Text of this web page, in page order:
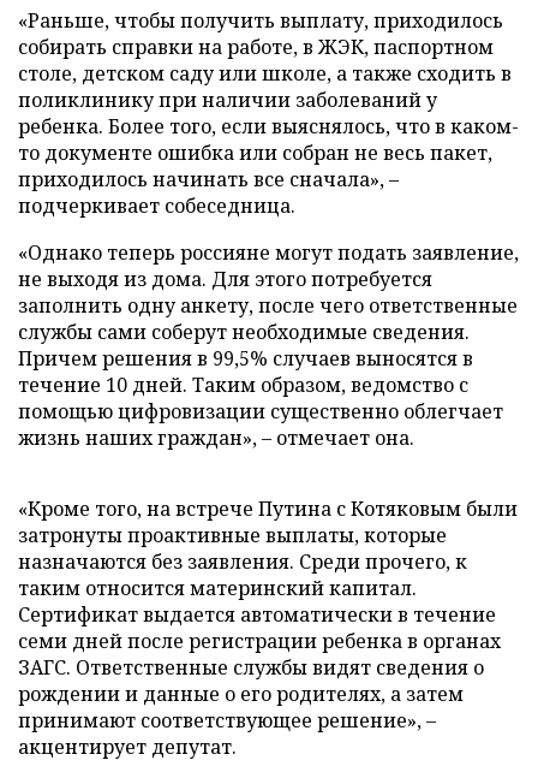
«Раньше, чтобы получить выплату, приходилось
собирать справки на работе, в ЖЭК, паспортном
столе, детском саду или школе, а также сходить в
поликлинику при наличии заболеваний у
ребенка. Более того, если выяснялось, что в каком-
то документе ошибка или собран не весь пакет,
приходилось начинать все сначала», –
подчеркивает собеседница.
«Однако теперь россияне могут подать заявление,
не выходя из дома. Для этого потребуется
заполнить одну анкету, после чего ответственные
службы сами соберут необходимые сведения.
Причем решения в 99,5% случаев выносятся в
течение 10 дней. Таким образом, ведомство с
помощью цифровизации существенно облегчает
жизнь наших граждан», – отмечает она.
«Кроме того, на встрече Путина с Котяковым были
затронуты проактивные выплаты, которые
назначаются без заявления. Среди прочего, к
таким относится материнский капитал.
Сертификат выдается автоматически в течение
семи дней после регистрации ребенка в органах
ЗАГС. Ответственные службы видят сведения о
рождении и данные о его родителях, а затем
принимают соответствующее решение», –
акцентирует депутат.